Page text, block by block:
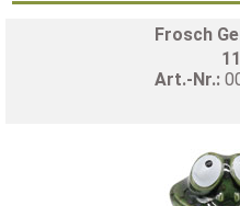
Frosch
Art.-Nr.: